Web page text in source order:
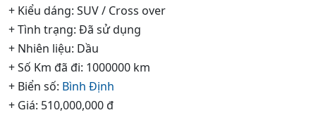
+ Kiểu dáng: SUV / Cross over
+ Tình trạng: Đã sử dụng
+ Nhiên liệu: Dầu
+ Số Km đã đi: 1000000 km
+ Biển số: Bình Định
+ Giá: 510,000,000 đ